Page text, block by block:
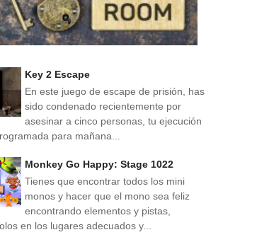
Key 2 Escape
En este juego de escape de prisión, has
sido condenado recientemente por
asesinar a cinco personas, tu ejecución
para mañana...
Monkey Go Happy: Stage 1022
Tienes que encontrar todos los mini
monos y hacer que el mono sea feliz
encontrando elementos y pistas,
en los lugares adecuados y...